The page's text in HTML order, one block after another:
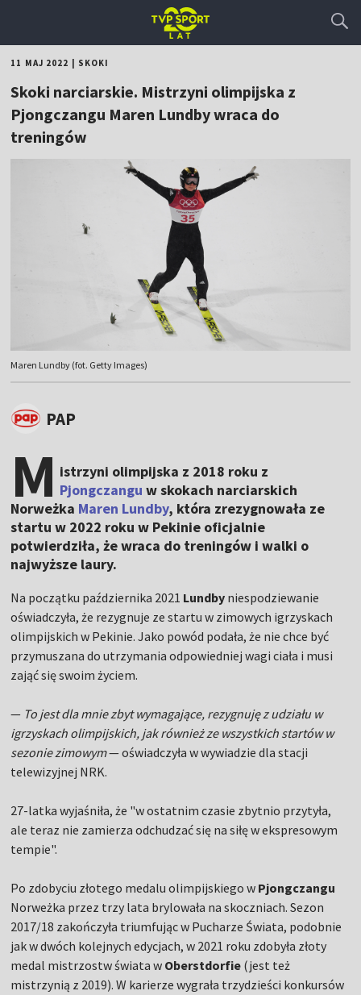
11 MAJ 2022 SKOKI
Skoki narciarskie. Mistrzyni olimpijska z
Pjongczangu Maren Lundby wraca do
treningów
Maren Lundby (fot. Getty Images)
PAP
M istrzyni olimpijska z 2018 roku z
Pjongczangu w skokach narciarskich
Norweżka Maren Lundby, która zrezygnowała ze
startu w 2022 roku w Pekinie oficjalnie
potwierdziła, że wraca do treningów i walki o
najwyższe laury.
Na początku października 2021 Lundby niespodziewanie
oświadczyła, że rezygnuje ze startu w zimowych igrzyskach
olimpijskich w Pekinie. Jako powód podała, że nie chce być
przymuszana do utrzymania odpowiedniej wagi ciała i musi
zająć się swoim życiem.
— To jest dla mnie zbyt wymagające, rezygnuję z udziału w
igrzyskach olimpijskich, jak również ze wszystkich startów w
sezonie zimowym— oświadczyła w wywiadzie dla stacji
telewizyjnej NRK.
27-latka wyjaśniła, że "w ostatnim czasie zbytnio przytyła,
ale teraz nie zamierza odchudzać się na siłę w ekspresowym
tempie".
Po zdobyciu złotego medalu olimpijskiego w Pjongczangu
Norweżka przez trzy lata brylowała na skoczniach. Sezon
2017/18 zakończyła triumfując w Pucharze Świata, podobnie
jak w dwóch kolejnych edycjach, w 2021 roku zdobyła złoty
medal mistrzostw świata w Oberstdorfie (jest też
mistrzynią z 2019). W karierze wygrała trzydzieści konkursów